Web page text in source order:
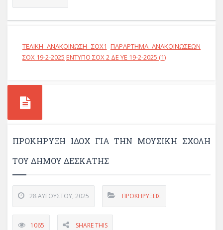
ΤΕΛΙΚΗ ΑΝΑΚΟΙΝΩΣΗ ΣΟΧ1 ΠΑΡΑΡΤΗΜΑ ΑΝΑΚΟΙΝΩΣΕΩΝ
ΣΟΧ 19-2-2025 ΕΝΤΥΠΟ ΣΟΧ 2 ΔΕ ΥΕ 19-2-2025 (1)
ΠΡΟΚΗΡΥΞΗ ΙΔΟΧ ΓΙΑ ΤΗΝ ΜΟΥΣΙΚΗ ΣΧΟΛΗ
ΤΟΥ ΔΗΜΟΥ ΔΕΣΚΑΤΗΣ
28 ΑΥΓΟΎΣΤΟΥ, 2025 ΠΡΟΚΗΡΎΞΕΙΣ
1065 SHARE THIS